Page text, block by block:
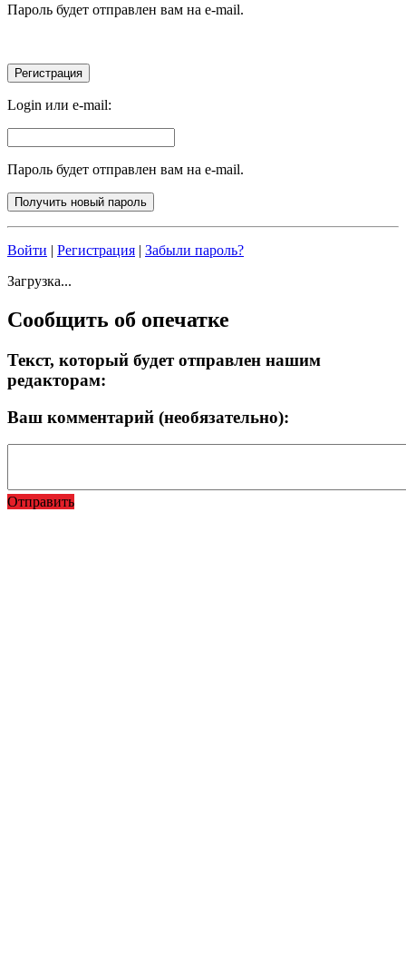
Пароль будет отправлен вам на e-mail.
Login или e-mail:
Пароль будет отправлен вам на e-mail.
Войти | Регистрация | Забыли пароль?
Загрузка...
Сообщить об опечатке
Текст, который будет отправлен нашим
редакторам:
Ваш комментарий (необязательно):
Отправить